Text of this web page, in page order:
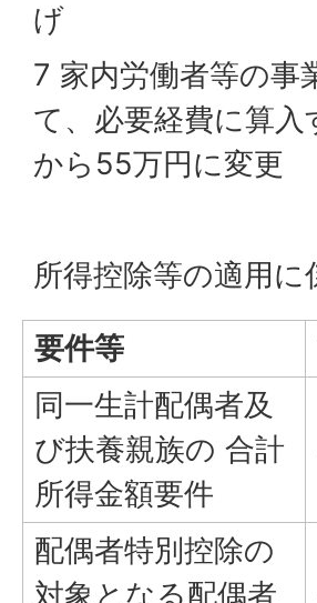
げ
7 家内労働者等の事
て、必要経費に算
から55万円に変更
所得控除等の適用
要件等
同一生計配偶者及
び扶養親族の 合計
所得金額要件
配偶者特別控除の
対象となる配偶者